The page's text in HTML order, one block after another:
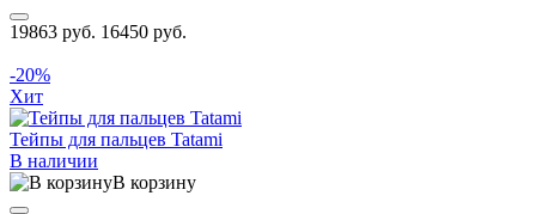
19863 руб. 16450 руб.
-20%
Хит
Тейпы для пальцев Tatami
В наличии
В корзину